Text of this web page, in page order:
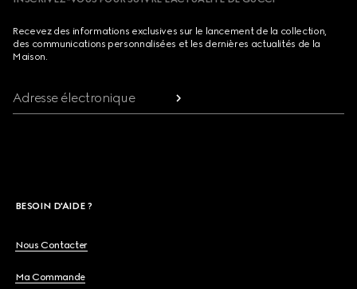
Recevez des informations exclusives sur le lancement de la collection,
des communications personnalisées et les dernières actualités de la
Maison.
Adresse électronique
BESOIN D'AIDE ?
Nous Contacter
Ma Commande